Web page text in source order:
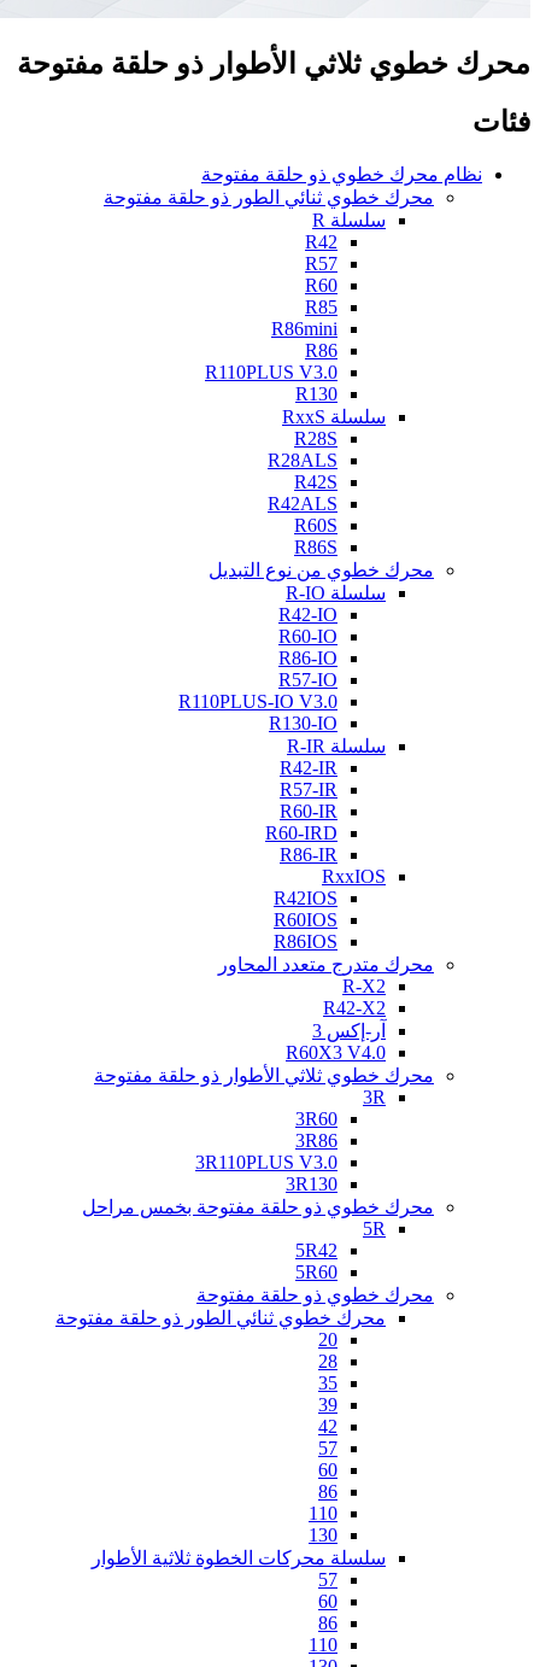
محرك خطوي ثلاثي الأطوار ذو حلقة مفتوحة
فئات
نظام محرك خطوي ذو حلقة مفتوحة
محرك خطوي ثنائي الطور ذو حلقة مفتوحة
سلسلة R
R42
R57
R60
R85
R86mini
R86
R110PLUS V3.0
R130
سلسلة RxxS
R28S
R28ALS
R42S
R42ALS
R60S
R86S
محرك خطوي من نوع التبديل
سلسلة R-IO
R42-IO
R60-IO
R86-IO
R57-IO
R110PLUS-IO V3.0
R130-IO
سلسلة R-IR
R42-IR
R57-IR
R60-IR
R60-IRD
R86-IR
RxxIOS
R42IOS
R60IOS
R86IOS
محرك متدرج متعدد المحاور
R-X2
R42-X2
آر-إكس 3
R60X3 V4.0
محرك خطوي ثلاثي الأطوار ذو حلقة مفتوحة
3R
3R60
3R86
3R110PLUS V3.0
3R130
محرك خطوي ذو حلقة مفتوحة بخمس مراحل
5R
5R42
5R60
محرك خطوي ذو حلقة مفتوحة
محرك خطوي ثنائي الطور ذو حلقة مفتوحة
20
28
35
39
42
57
60
86
110
130
سلسلة محركات الخطوة ثلاثية الأطوار
57
60
86
110